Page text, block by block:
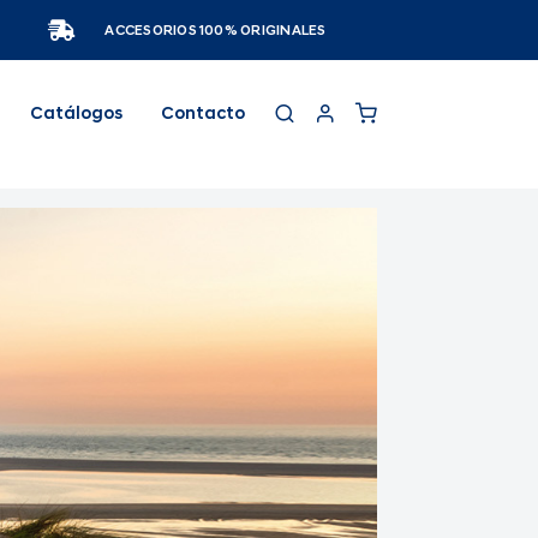
ACCESORIOS 100% ORIGINALES
Catálogos Contacto